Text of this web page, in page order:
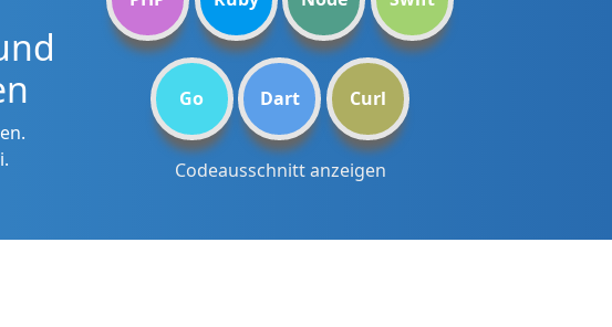
Go Dart Curl
Codeausschnitt anzeigen